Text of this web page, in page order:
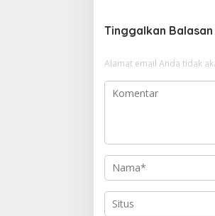
g
s
i
s
Tinggalkan Balasan
Alamat email Anda tidak